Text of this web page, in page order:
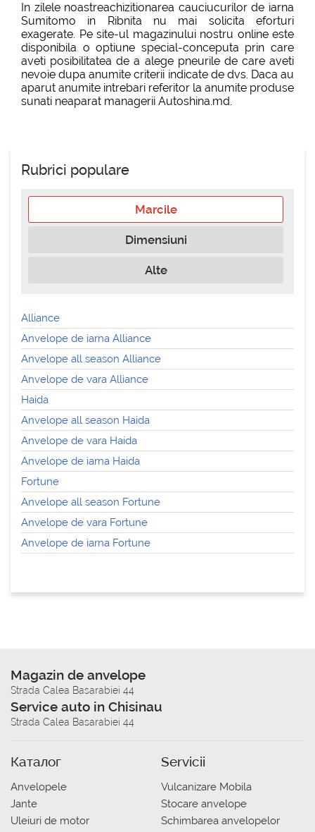
In zilele noastreachizitionarea cauciucurilor de iarna
Sumitomo in Ribnita nu mai solicita eforturi
exagerate. Pe site-ul magazinului nostru online este
disponibila o optiune special-conceputa prin care
aveti posibilitatea de a alege pneurile de care aveti
nevoie dupa anumite criterii indicate de dvs. Daca au
aparut anumite intrebari referitor la anumite produse
sunati neaparat managerii Autoshina.md.
Rubrici populare
Marcile
Dimensiuni
Alte
Alliance
Anvelope de iarna Alliance
Anvelope all season Alliance
Anvelope de vara Alliance
Haida
Anvelope all season Haida
Anvelope de vara Haida
Anvelope de iarna Haida
Fortune
Anvelope all season Fortune
Anvelope de vara Fortune
Anvelope de iarna Fortune
Magazin de anvelope
Strada Calea Basarabiei 44
Service auto in Chisinau
Strada Calea Basarabiei 44
Каталог
Anvelopele
Jante
Uleiuri de motor
Servicii
Vulcanizare Mobila
Stocare anvelope
Schimbarea anvelopelor